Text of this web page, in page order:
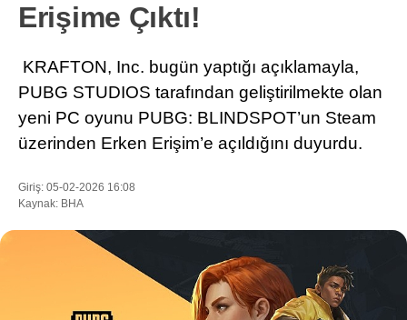
WhatsApp İhbar Hattı
DÜNYA
SPOR
SAĞLIK
EĞİTİM
Erişime Çıktı!
KRAFTON, Inc. bugün yaptığı açıklamayla,
PUBG STUDIOS tarafından geliştirilmekte olan
yeni PC oyunu PUBG: BLINDSPOT’un Steam
üzerinden Erken Erişim’e açıldığını duyurdu.
Giriş: 05-02-2026 16:08
Kaynak: BHA